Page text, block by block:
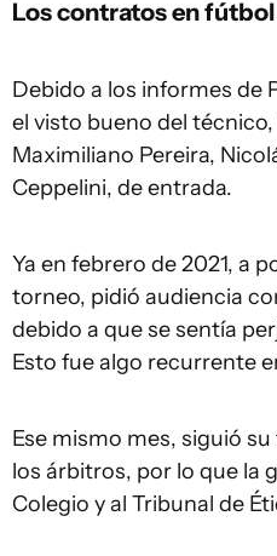
Los contratos en fútbol
Debido a los informes de
el visto bueno del
Maximiliano Pereira,
Ceppelini, de entrada.
Ya en febrero de 2021, a
torneo, pidió audiencia
debido a que se sentía
Esto fue algo recurrente
Ese mismo mes, siguió
los árbitros, por lo que la
Colegio y al Tribunal de